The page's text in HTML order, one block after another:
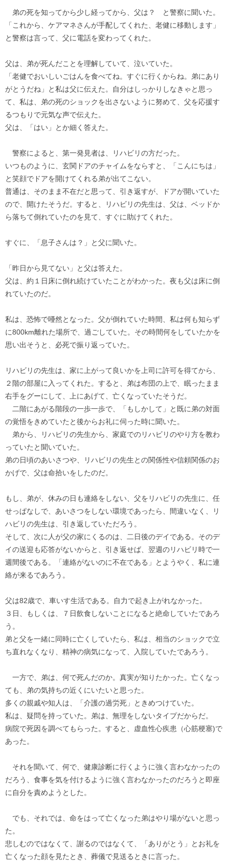
弟の死を知ってから少し経ってから、父は？ と警察に聞いた。
「これから、ケアマネさんが手配してくれた、老健に移動します」
と警察は言って、父に電話を変わってくれた。
父は、弟が死んだことを理解していて、泣いていた。
「老健でおいしいごはんを食べてね。すぐに行くからね。弟にあり
がとうだね」と私は父に伝えた。自分はしっかりしなきゃと思っ
て、私は、弟の死のショックを出さないように努めて、父を応援す
るつもりで元気な声で伝えた。
父は、「はい」とか細く答えた。
警察によると、第一発見者は、リハビリの方だった。
いつものように、玄関ドアのチャイムをならすと、「こんにちは」
と笑顔でドアを開けてくれる弟が出てこない。
普通は、そのまま不在だと思って、引き返すが、ドアが開いていた
ので、開けたそうだ。すると、リハビリの先生は、父は、ベッドか
ら落ちて倒れていたのを見て、すぐに助けてくれた。
すぐに、「息子さんは？」と父に聞いた。
「昨日から見てない」と父は答えた。
父は、約１日床に倒れ続けていたことがわかった。夜も父は床に倒
れていたのだ。
私は、恐怖で唖然となった。父が倒れていた時間、私は何も知らず
に800km離れた場所で、過ごしていた。その時間何をしていたかを
思い出そうと、必死で振り返っていた。
リハビリの先生は、家に上がって良いかを上司に許可を得てから、
２階の部屋に入ってくれた。すると、弟は布団の上で、眠ったまま
右手をグーにして、上にあげて、亡くなっていたそうだ。
二階にあがる階段の一歩一歩で、「もしかして」と既に弟の対面
の覚悟をきめていたと後からお礼に伺った時に聞いた。
弟から、リハビリの先生から、家庭でのリハビリのやり方を教わ
っていたと聞いていた。
弟の日頃のあいさつや、リハビリの先生との関係性や信頼関係のお
かげで、父は命拾いをしたのだ。
もし、弟が、休みの日も連絡をしない、父をリハビリの先生に、任
せっぱなしで、あいさつをしない環境であったら、間違いなく、リ
ハビリの先生は、引き返していただろう。
そして、次に人が父の家にくるのは、二日後のデイである。そのデ
イの送迎も応答がないからと、引き返せば、翌週のリハビリ時で一
週間後である。「連絡がないのに不在である」とようやく、私に連
絡が来るであろう。
父は82歳で、車いす生活である。自力で起き上がれなかった。
３日、もしくは、７日飲食しないことになると絶命していたであろ
う。
弟と父を一緒に同時に亡くしていたら、私は、相当のショックで立
ち直れなくなり、精神の病気になって、入院していたであろう。
一方で、弟は、何で死んだのか。真実が知りたかった。亡くなっ
ても、弟の気持ちの近くにいたいと思った。
多くの親戚や知人は、「介護の過労死」ときめつけていた。
私は、疑問を持っていた。弟は、無理をしないタイプだからだ。
病院で死因を調べてもらった。すると、虚血性心疾患（心筋梗塞)で
あった。
それを聞いて、何で、健康診断に行くように強く言わなかったの
だろう、食事を気を付けるように強く言わなかったのだろうと即座
に自分を責めようとした。
でも、それでは、命をはって亡くなった弟はやり場がないと思っ
た。
悲しむのではなくて、謝るのではなくて、「ありがとう」とお礼を
亡くなった顔を見たとき、葬儀で見送るときに言った。